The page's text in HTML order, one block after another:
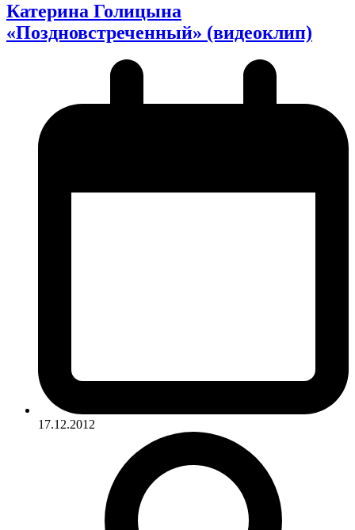
Катерина Голицына
«Поздновстреченный» (видеоклип)
17.12.2012